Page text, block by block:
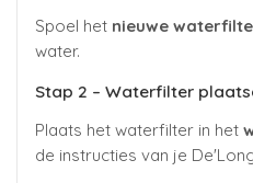
Spoel het nieuwe
water.
Stap 2 – Waterfilter
Plaats het waterfilter in het
de instructies van je